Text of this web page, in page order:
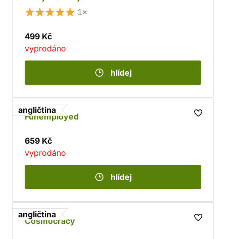
1×
499 Kč
vyprodáno
hlídej
angličtina
Funemployed
659 Kč
vyprodáno
hlídej
angličtina
Cosmocracy